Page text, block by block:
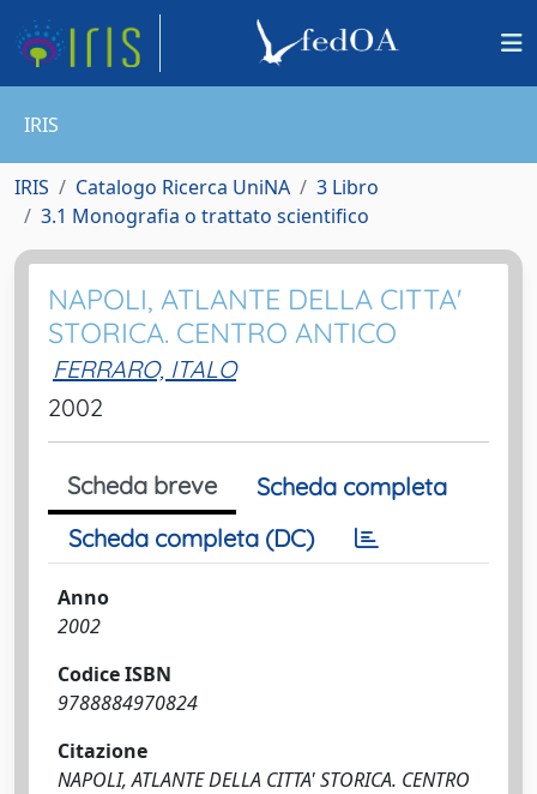
IRIS
IRIS Catalogo Ricerca UniNA
3 Libro
3.1 Monografia o trattato scientifico
NAPOLI, ATLANTE DELLA CITTA'
STORICA. CENTRO ANTICO
FERRARO, ITALO
2002
Scheda breve
Scheda completa
Scheda completa (DC)
Anno
2002
Codice ISBN
9788884970824
Citazione
NAPOLI, ATLANTE DELLA CITTA' STORICA. CENTRO